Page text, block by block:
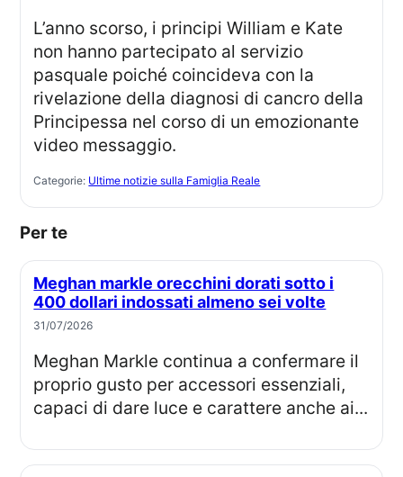
L’anno scorso, i principi William e Kate
non hanno partecipato al servizio
pasquale poiché coincideva con la
rivelazione della diagnosi di cancro della
Principessa nel corso di un emozionante
video messaggio.
Categorie: Ultime notizie sulla Famiglia Reale
Per te
Meghan markle orecchini dorati sotto i
400 dollari indossati almeno sei volte
31/07/2026
Meghan Markle continua a confermare il
proprio gusto per accessori essenziali,
capaci di dare luce e carattere anche ai...